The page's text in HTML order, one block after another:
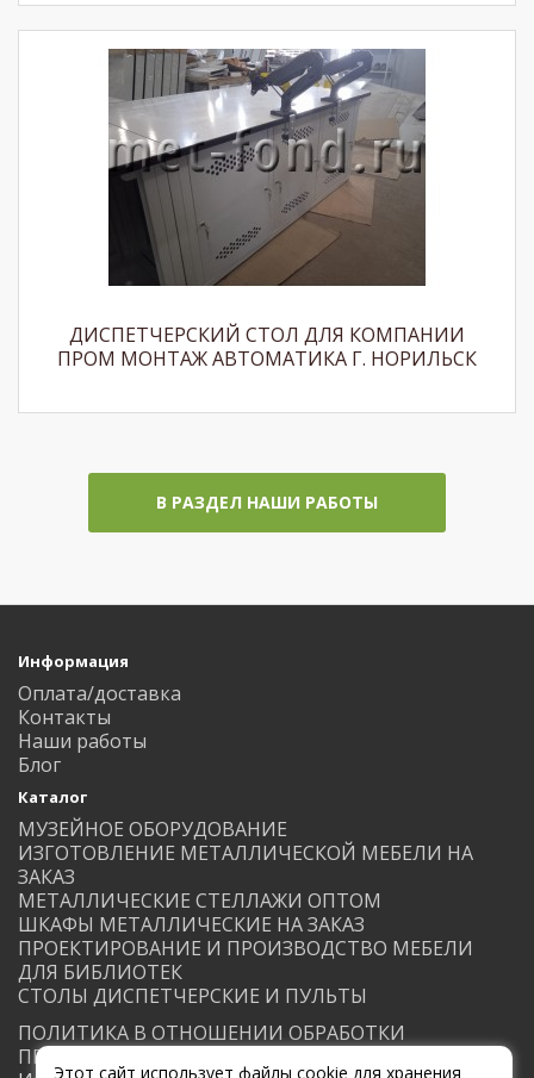
ДИСПЕТЧЕРСКИЙ СТОЛ ДЛЯ КОМПАНИИ
ПРОМ МОНТАЖ АВТОМАТИКА Г. НОРИЛЬСК
В РАЗДЕЛ НАШИ РАБОТЫ
Информация
Оплата/доставка
Контакты
Наши работы
Блог
Каталог
МУЗЕЙНОЕ ОБОРУДОВАНИЕ
ИЗГОТОВЛЕНИЕ МЕТАЛЛИЧЕСКОЙ МЕБЕЛИ НА
ЗАКАЗ
МЕТАЛЛИЧЕСКИЕ СТЕЛЛАЖИ ОПТОМ
ШКАФЫ МЕТАЛЛИЧЕСКИЕ НА ЗАКАЗ
ПРОЕКТИРОВАНИЕ И ПРОИЗВОДСТВО МЕБЕЛИ
ДЛЯ БИБЛИОТЕК
СТОЛЫ ДИСПЕТЧЕРСКИЕ И ПУЛЬТЫ
ПОЛИТИКА В ОТНОШЕНИИ ОБРАБОТКИ
ПЕРСОНАЛЬНЫХ ДАННЫХ
Этот сайт использует файлы cookie для хранения